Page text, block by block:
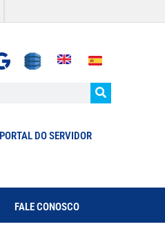
PORTAL DO SERVIDOR
FALE CONOSCO